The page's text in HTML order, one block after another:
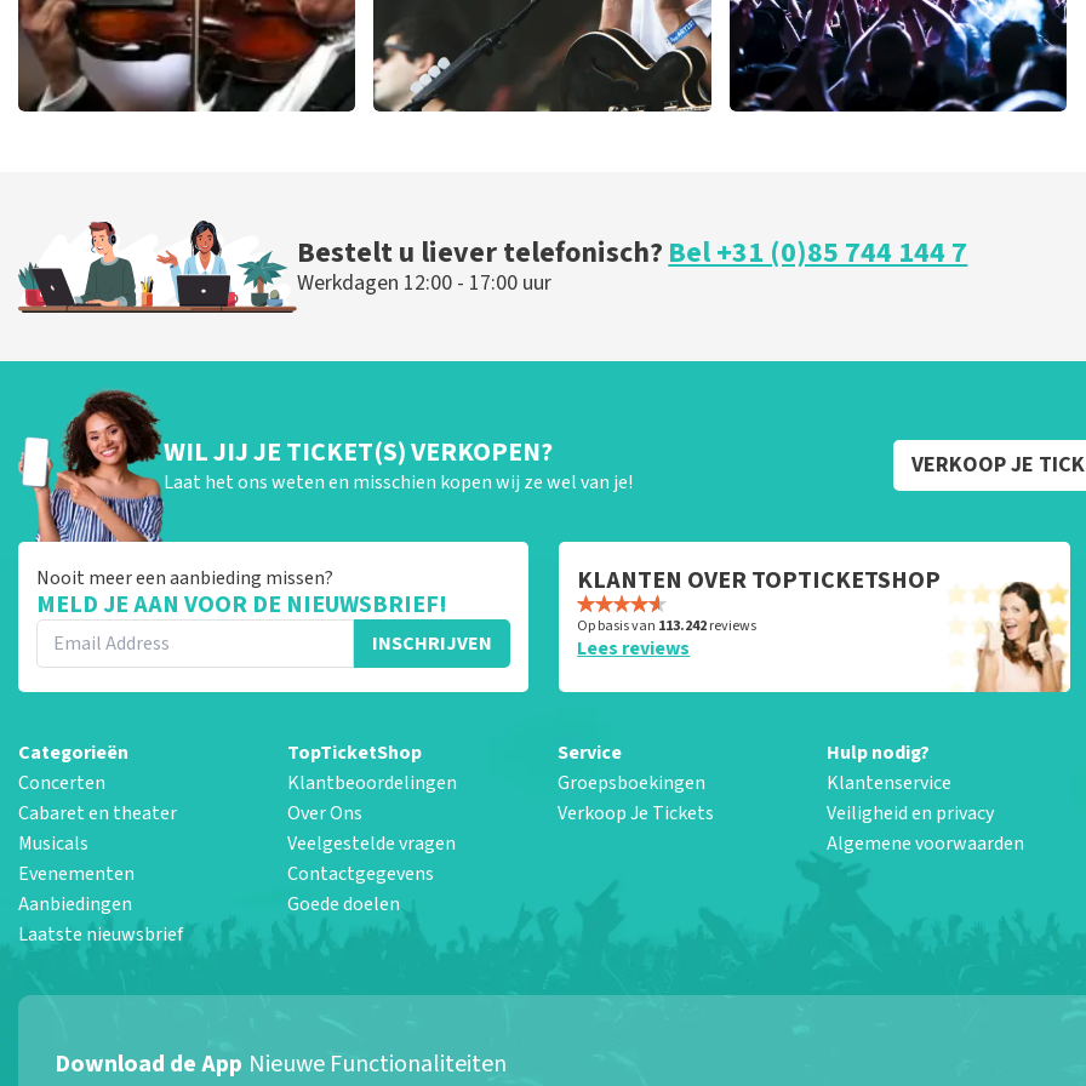
BESTEL NU
Bestelt u liever telefonisch?Bel +31 (0)85 744 144 7
Werkdagen 12:00 - 17:00 uur
WIL JIJ JE TICKET(S) VERKOPEN?
Laat het ons weten en misschien kopen wij ze wel van je!
VERKOOP JE
Nooit meer een aanbieding missen?
MELD JE AAN VOOR DE NIEUWSBRIEF!
INSCHRIJVEN
KLANTEN OVER TOPTICKETSHOP
Op basis van 113.242reviews
Lees reviews
Categorieën
Concerten
Cabaret en theater
Musicals
Evenementen
Aanbiedingen
Laatste nieuwsbrief
TopTicketShop
Klantbeoordelingen
Over Ons
Veelgestelde vragen
Contactgegevens
Goede doelen
Service
Groepsboekingen
Verkoop Je Tickets
Hulp nodig?
Klantenservice
Veiligheid en privacy
Algemene voorwaarden
Download de App Nieuwe Functionaliteiten